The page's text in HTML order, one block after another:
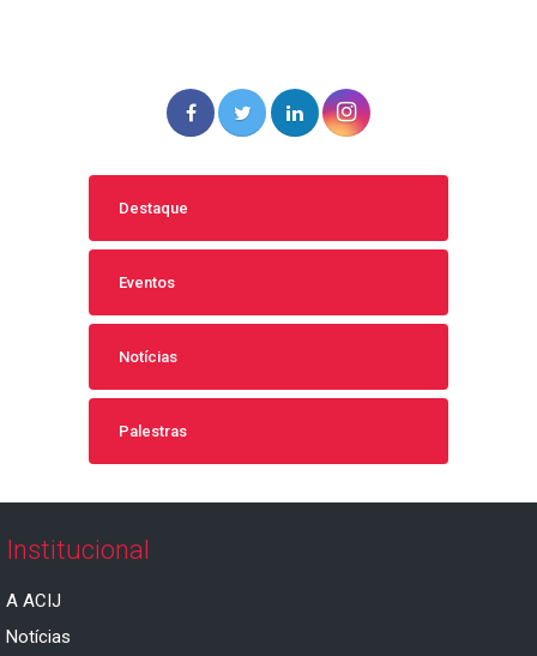
Destaque
Eventos
Notícias
Palestras
Institucional
A ACIJ
Notícias